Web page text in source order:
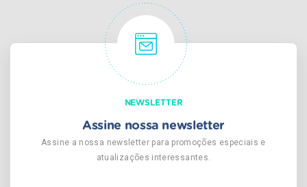
NEWSLETTER
Assine nossa newsletter
Assine a nossa newsletter para promoções especiais e
atualizações interessantes.